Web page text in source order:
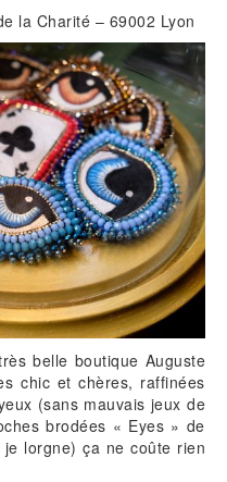
la Charité – 69002 Lyon
belle boutique Auguste
chic et chères, raffinées
(sans mauvais jeux de
brodées « Eyes » de
lorgne) ça ne coûte rien